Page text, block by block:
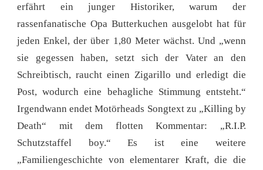
erfährt ein junger Historiker, warum der
rassenfanatische Opa Butterkuchen ausgelobt hat für
jeden Enkel, der über 1,80 Meter wächst. Und „wenn
sie gegessen haben, setzt sich der Vater an den
Schreibtisch, raucht einen Zigarillo und erledigt die
Post, wodurch eine behagliche Stimmung entsteht.“
Irgendwann endet Motörheads Songtext zu „Killing by
Death“ mit dem flotten Kommentar: „R.I.P.
Schutzstaffel boy.“ Es ist eine weitere
„Familiengeschichte von elementarer Kraft, die die